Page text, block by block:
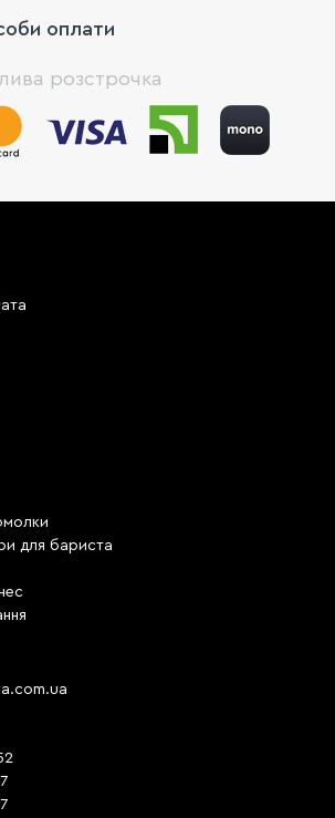
оплати
розстрочка
для бариста